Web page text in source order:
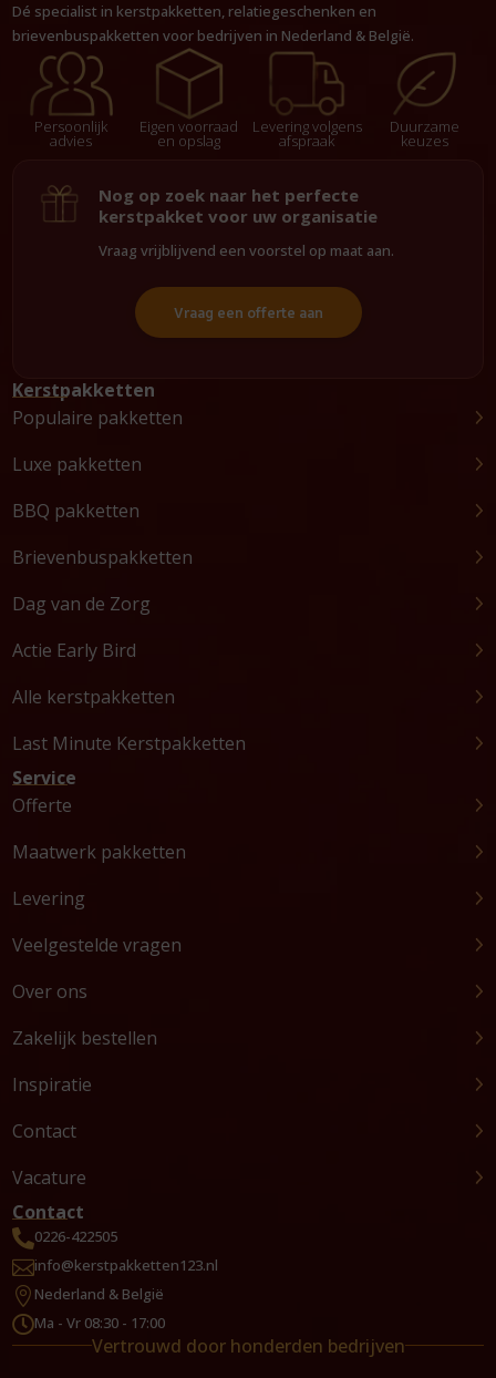
Dé specialist in kerstpakketten, relatiegeschenken en
brievenbuspakketten voor bedrijven in Nederland & België.
Persoonlijk
advies
Eigen voorraad
en opslag
Levering volgens
afspraak
Duurzame
keuzes
Nog op zoek naar het perfecte
kerstpakket voor uw organisatie
Vraag vrijblijvend een voorstel op maat aan.
Vraag een offerte aan
Kerstpakketten
Populaire pakketten
Luxe pakketten
BBQ pakketten
Brievenbuspakketten
Dag van de Zorg
Actie Early Bird
Alle kerstpakketten
Last Minute Kerstpakketten
Service
Offerte
Maatwerk pakketten
Levering
Veelgestelde vragen
Over ons
Zakelijk bestellen
Inspiratie
Contact
Vacature
Contact
0226-422505
info@kerstpakketten123.nl
 Nederland & België
Ma - Vr 08:30 - 17:00
Vertrouwd door honderden bedrijven